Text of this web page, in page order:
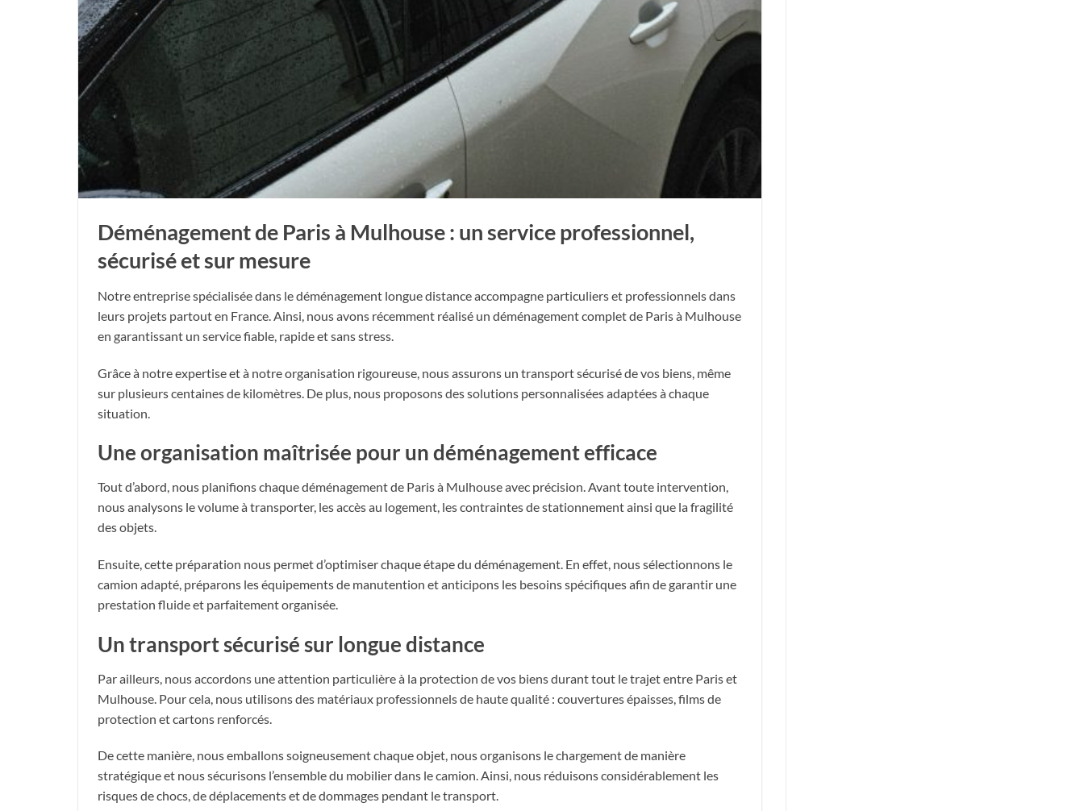
Déménagement de Paris à Mulhouse : un service professionnel,
sécurisé et sur mesure
Notre entreprise spécialisée dans le déménagement longue distance accompagne particuliers et professionnels dans
leurs projets partout en France. Ainsi, nous avons récemment réalisé un déménagement complet de Paris à Mulhouse
en garantissant un service fiable, rapide et sans stress.
Grâce à notre expertise et à notre organisation rigoureuse, nous assurons un transport sécurisé de vos biens, même
sur plusieurs centaines de kilomètres. De plus, nous proposons des solutions personnalisées adaptées à chaque
situation.
Une organisation maîtrisée pour un déménagement efficace
Tout d’abord, nous planifions chaque déménagement de Paris à Mulhouse avec précision. Avant toute intervention,
nous analysons le volume à transporter, les accès au logement, les contraintes de stationnement ainsi que la fragilité
des objets.
Ensuite, cette préparation nous permet d’optimiser chaque étape du déménagement. En effet, nous sélectionnons le
camion adapté, préparons les équipements de manutention et anticipons les besoins spécifiques afin de garantir une
prestation fluide et parfaitement organisée.
Un transport sécurisé sur longue distance
Par ailleurs, nous accordons une attention particulière à la protection de vos biens durant tout le trajet entre Paris et
Mulhouse. Pour cela, nous utilisons des matériaux professionnels de haute qualité : couvertures épaisses, films de
protection et cartons renforcés.
De cette manière, nous emballons soigneusement chaque objet, nous organisons le chargement de manière
stratégique et nous sécurisons l’ensemble du mobilier dans le camion. Ainsi, nous réduisons considérablement les
risques de chocs, de déplacements et de dommages pendant le transport.